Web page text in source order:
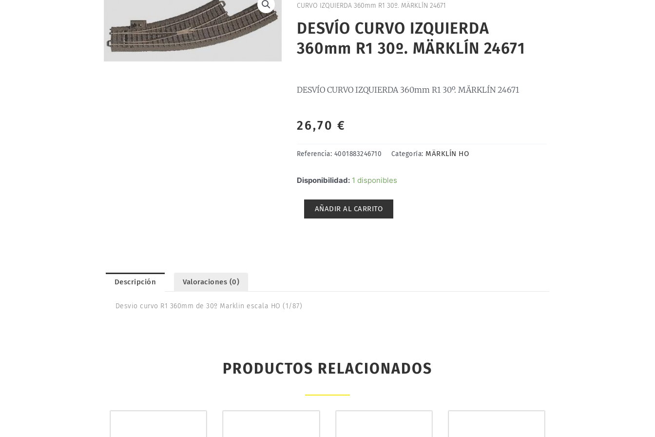
CURVO IZQUIERDA 360mm R1 30º. MÄRKLÍN 24671
DESVÍO CURVO IZQUIERDA
360mm R1 30º. MÄRKLÍN 24671
DESVÍO CURVO IZQUIERDA 360mm R1 30º. MÄRKLÍN 24671
26,70 €
Referencia: 4001883246710 Categoría: MÄRKLÍN HO
Disponibilidad: 1 disponibles
DESVÍO
IZQUIERDA
AÑADIR AL CARRITO
Descripción Valoraciones (0)
Desvio curvo R1 360mm de 30º Marklin escala HO (1/87)
PRODUCTOS RELACIONADOS